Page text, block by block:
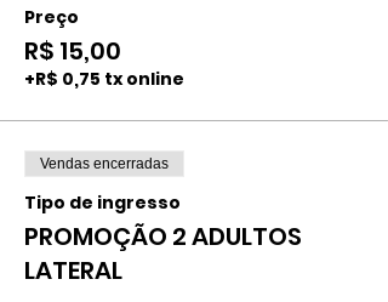
Preço
R$ 15,00
+R$ 0,75 tx online
Vendas encerradas
Tipo de ingresso
PROMOÇÃO 2 ADULTOS
LATERAL